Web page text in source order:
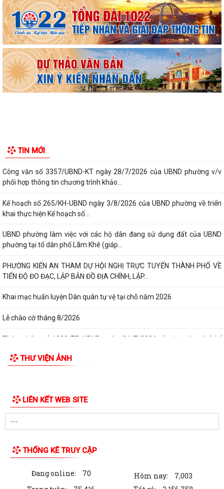
TIN MỚI
Công văn số 3385/UBND-KT ngày 29/7/2026 của UBND phường v/v
công khai Quyết định của Chủ tịch Ủy...
Tổ Đại biểu số 05 HĐND thành phố tiếp xúc cử tri sau Kỳ họp thường lệ
giữa năm 2026 HĐND thành phố...
Hội nghị tập huấn công tác Đoàn và phong trào thanh thiếu nhi năm
2026
phi truyền thống năm 2026
Công văn số 3357/UBND-KT ngày 28/7/2026 của UBND phường v/v
phối hợp thông tin chương trình khảo...
Kế hoạch số 265/KH-UBND ngày 3/8/2026 của UBND phường về triển
khai thực hiện Kế hoạch số...
UBND phường làm việc với các hộ dân đang sử dụng đất của UBND
phường tại tổ dân phố Lãm Khê (giáp...
PHƯỜNG KIẾN AN THAM DỰ HỘI NGHỊ TRỰC TUYẾN THÀNH PHỐ VỀ
TIẾN ĐỘ ĐO ĐẠC, LẬP BẢN ĐỒ ĐỊA CHÍNH, LẬP...
Khai mạc huấn luyện Dân quân tự vệ tại chỗ năm 2026
Lễ chào cờ tháng 8/2026
Thông báo số 1298/TB-UBND ngày 31/7/2026 về việc công bố kế
Công văn số: 3386/UBND-KT về viêc công khai Quyết định số
2558/QĐ-UBND ngày 02/7/2026 của Ủy ban...
Các chí lãnh đạo Đảng ủy, HĐND, UBND phường Kiến An và Công đoàn
công khai Quyết định số 2622/QĐ-UBND...
THƯ VIỆN ẢNH
LIÊN KẾT WEB SITE
THỐNG KÊ TRUY CẬP
Đang online: 70 Hôm nay:
7,003